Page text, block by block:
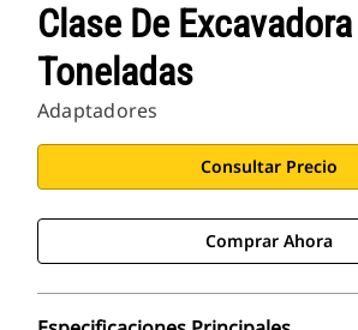
Clase De
Toneladas
Adaptadores
Consultar Precio
Comprar Ahora